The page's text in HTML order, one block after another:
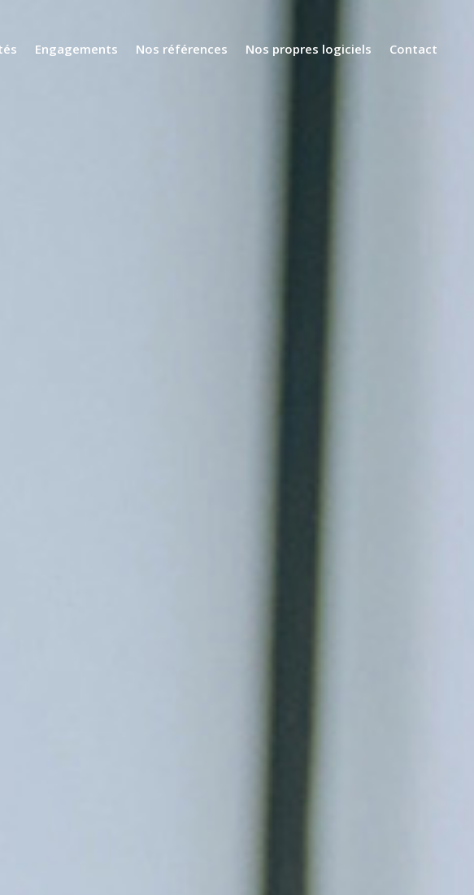
Engagements Nos références Nos propres logiciels Contact